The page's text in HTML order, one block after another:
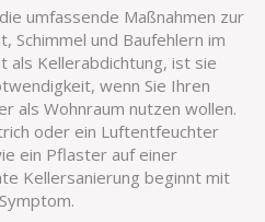
die umfassende Maßnahmen zur
Schimmel und Baufehlern im
als Kellerabdichtung, ist sie
wenn Sie Ihren
als Wohnraum nutzen wollen.
oder ein Luftentfeuchter
ein Pflaster auf einer
Kellersanierung beginnt mit